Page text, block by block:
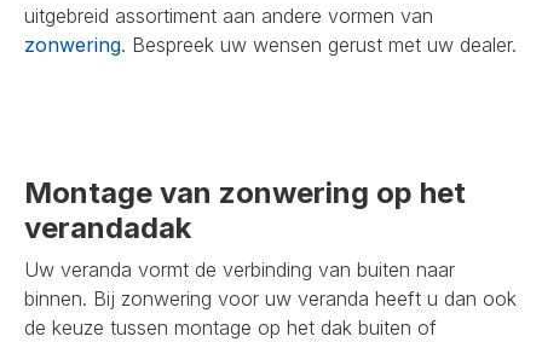
uitgebreid assortiment aan andere vormen van
zonwering. Bespreek uw wensen gerust met uw dealer.
Montage van zonwering op het
verandadak
Uw veranda vormt de verbinding van buiten naar
binnen. Bij zonwering voor uw veranda heeft u dan ook
de keuze tussen montage op het dak buiten of